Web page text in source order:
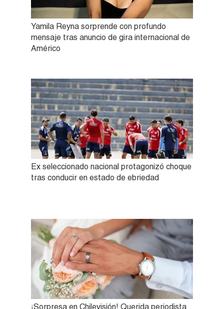
Yamila Reyna sorprende con profundo
mensaje tras anuncio de gira internacional de
Américo
Ex seleccionado nacional protagonizó choque
tras conducir en estado de ebriedad
¡Sorpresa en Chilevisión! Querida periodista